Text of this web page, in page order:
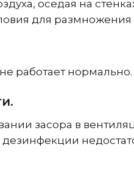
оседая на
для
работает
засора в